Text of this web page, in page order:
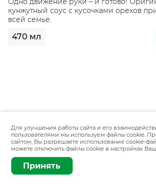
кунжутный соус с кусочками орехов
всей семье.
470 мл
Для улучшения работы сайта и его
пользователями мы используем файлы cookie.
сайтом, Вы разрешаете использование cookie-
можете отключить файлы cookie в настройках
Принять